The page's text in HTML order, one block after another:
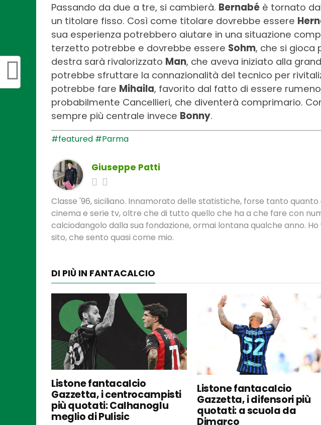
Passando da due a tre, si cambierà. Bernabé è tornato
un titolare fisso. Così come titolare dovrebbe essere
sua esperienza potrebbero aiutare in una situazione
terzetto potrebbe e dovrebbe essere Sohm, che si gioca
destra sarà rivalorizzato Man, che aveva iniziato alla
potrebbe sfruttare la connazionalità del tecnico per
potrebbe fare Mihaila, favorito dal fatto di essere
probabilmente Cancellieri, che diventerà comprimario.
sempre più centrale invece Bonny.
#featured #Parma
Giuseppe Patti
Classe '96, siciliano. Innamorato delle statistiche, forse tanto
cinema e serie tv, oltre che di tutto quello che ha a che fare con
calciodangolo dalla sua fondazione, ormai lontana qualche anno.
sito, che sento quasi come mio.
DI PIÙ IN FANTACALCIO
Listone fantacalcio
Gazzetta, i centrocampisti
più quotati: Calhanoglu
meglio di Pulisic
Listone fantacalcio
Gazzetta, i difensori più
quotati: a scuola da
Dimarco